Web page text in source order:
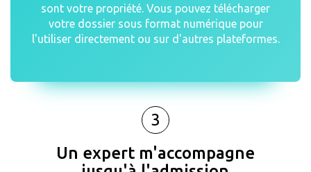
sont votre propriété. Vous pouvez télécharger
votre dossier sous format numérique pour
l'utiliser directement ou sur d'autres plateformes.
3
Un expert m'accompagne